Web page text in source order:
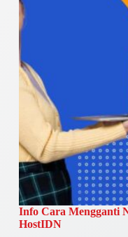
Info Cara Mengganti
HostIDN